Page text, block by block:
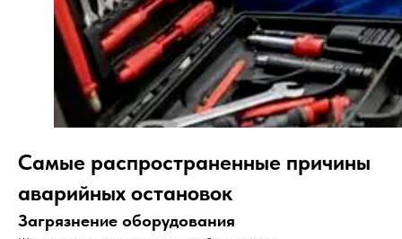
Самые распространенные причины
аварийных остановок
Загрязнение оборудования